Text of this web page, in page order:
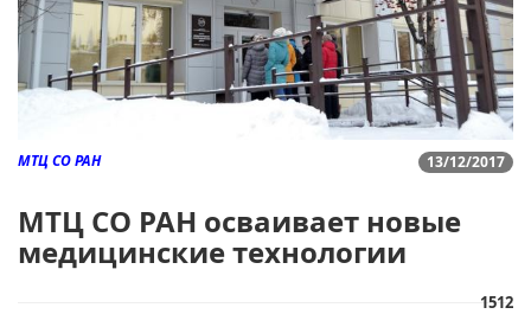
13/12/2017
МТЦ СО РАН
МТЦ СО РАН осваивает новые
медицинские технологии
1512